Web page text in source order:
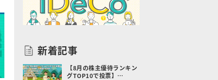
新着記事
【8月の株主優待ランキン
グTOP10で投票】…